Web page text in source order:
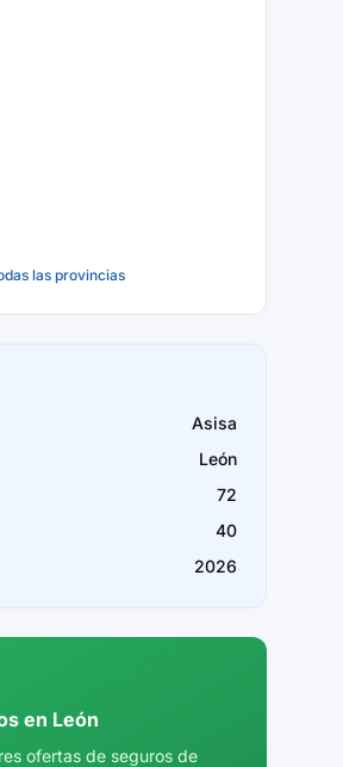
las provincias
Asisa
León
72
40
2026
en León
ofertas de seguros de